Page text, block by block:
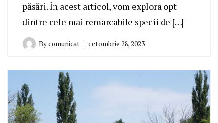
păsări. În acest articol, vom explora opt
dintre cele mai remarcabile specii de […]
Bycomunicat octombrie 28, 2023